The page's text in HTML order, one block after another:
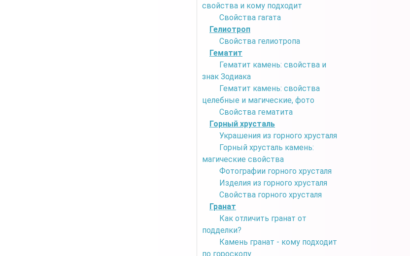
свойства и кому подходит
Свойства гагата
Гелиотроп
Свойства гелиотропа
Гематит
Гематит камень: свойства и
знак Зодиака
Гематит камень: свойства
целебные и магические, фото
Свойства гематита
Горный хрусталь
Украшения из горного хрусталя
Горный хрусталь камень:
магические свойства
Фотографии горного хрусталя
Изделия из горного хрусталя
Свойства горного хрусталя
Гранат
Как отличить гранат от
подделки?
Камень гранат - кому подходит
по гороскопу